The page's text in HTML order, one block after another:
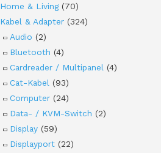
Home & Living (70)
Kabel & Adapter (324)
Audio (2)
Bluetooth (4)
Cardreader / Multipanel (4)
Cat-Kabel (93)
Computer (24)
Data- / KVM-Switch (2)
Display (59)
Displayport (22)